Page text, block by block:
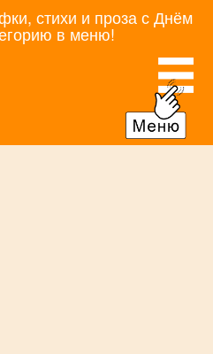
стихи и проза с Днём
в меню!